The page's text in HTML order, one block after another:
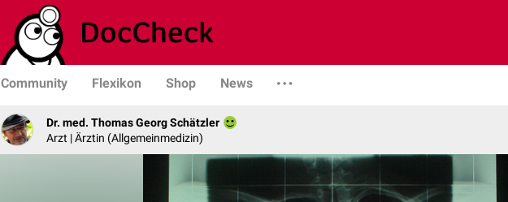
Community Flexikon Shop News
Dr. med. Thomas Georg Schätzler
Arzt | Ärztin (Allgemeinmedizin)